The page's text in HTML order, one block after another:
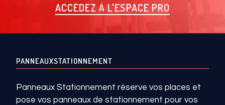
ACCÉDEZ À L'ESPACE PRO
PANNEAUXSTATIONNEMENT
Panneaux Stationnement réserve vos places et
pose vos panneaux de stationnement pour vos